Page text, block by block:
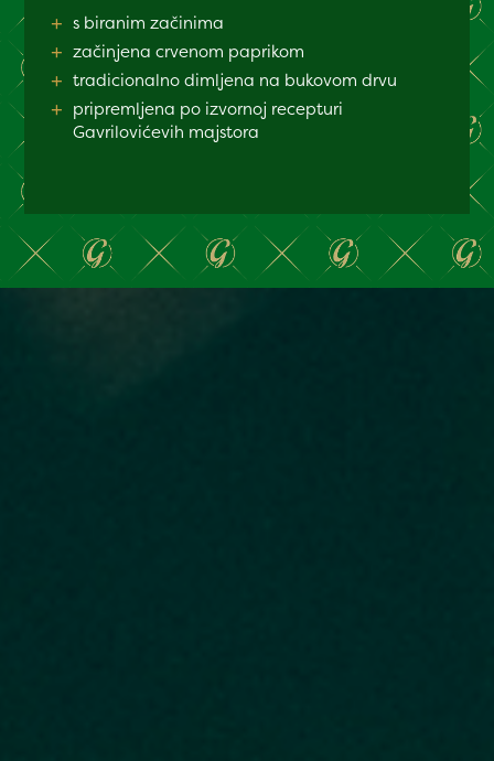
+ s biranim začinima
+ začinjena crvenom paprikom
+ tradicionalno dimljena na bukovom drvu
+ pripremljena po izvornoj recepturi
Gavrilovićevih majstora